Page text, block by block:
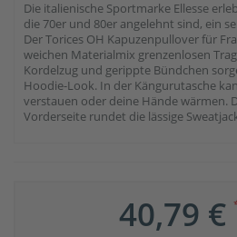
Die italienische Sportmarke Ellesse
die 70er und 80er angelehnt sind, ein
Der Torices OH Kapuzenpullover für
weichen Materialmix grenzenlosen
Kordelzug und gerippte Bündchen
Hoodie-Look. In der Kängurutasche
verstauen oder deine Hände wärmen.
Vorderseite rundet die lässige
40,79 €